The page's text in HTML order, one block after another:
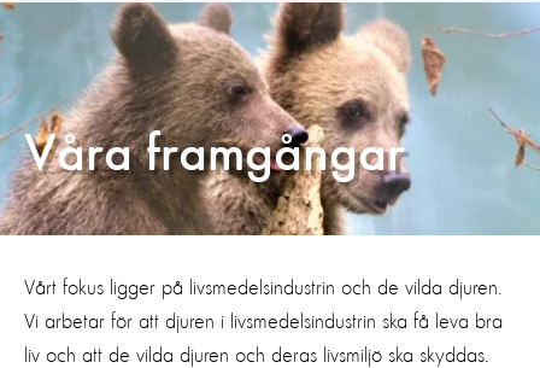
Våra framgångar
Vårt fokus ligger på livsmedelsindustrin och de vilda djuren.
Vi arbetar för att djuren i livsmedelsindustrin ska få leva bra
liv och att de vilda djuren och deras livsmiljö ska skyddas.